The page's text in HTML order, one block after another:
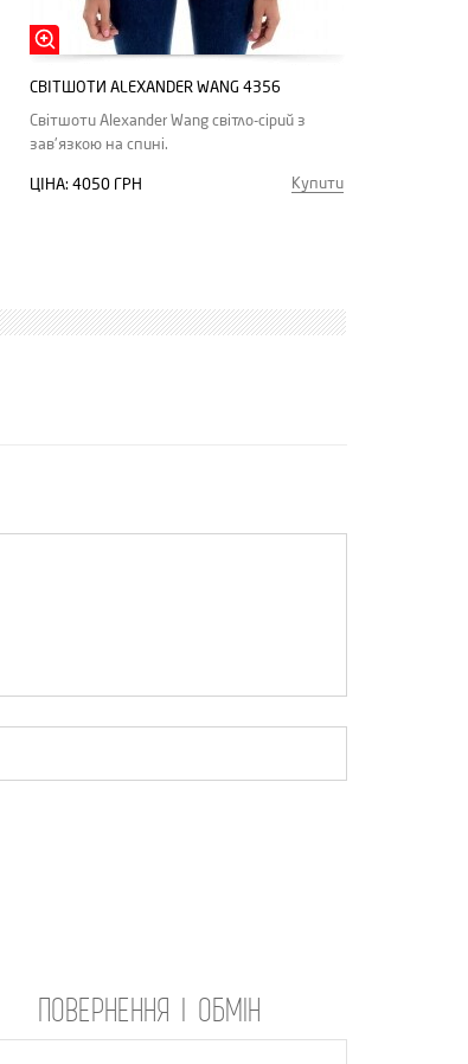
СВІТШОТИ ALEXANDER WANG 4356
Світшоти Alexander Wang світло-сірий з
зав'язкою на спині.
ЦІНА: 4050 ГРН Купити
ПОВЕРНЕННЯ І ОБМІН